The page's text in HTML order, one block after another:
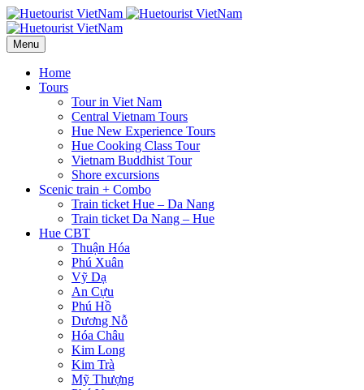
Menu
Home
Tours
Tour in Viet Nam
Central Vietnam Tours
Hue New Experience Tours
Hue Cooking Class Tour
Vietnam Buddhist Tour
Shore excursions
Scenic train + Combo
Train ticket Hue – Da Nang
Train ticket Da Nang – Hue
Hue CBT
Thuận Hóa
Phú Xuân
Vỹ Dạ
An Cựu
Phú Hồ
Dương Nỗ
Hóa Châu
Kim Long
Kim Trà
Mỹ Thượng